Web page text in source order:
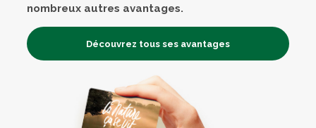
nombreux autres avantages.
Découvrez tous ses avantages